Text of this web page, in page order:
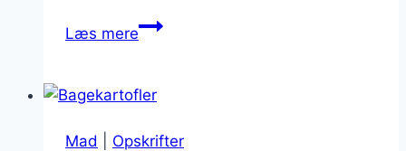
Læs mereAlmindelige
på
måder
Mad Opskrifter